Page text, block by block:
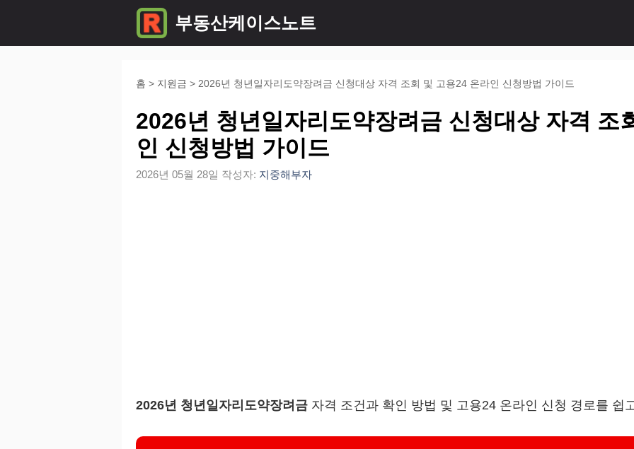
부동산케이스노트
홈 > 지원금 > 2026년 청년일자리도약장려금 신청대상 자격 조회 및 고용24 온라인 신청방법 가이드
2026년 청년일자리도약장려금 신청대상 자격 조
인 신청방법 가이드
2026년 05월 28일 작성자: 지중해부자
2026년 청년일자리도약장려금 자격 조건과 확인 방법 및 고용24 온라인 신청 경로를 쉽